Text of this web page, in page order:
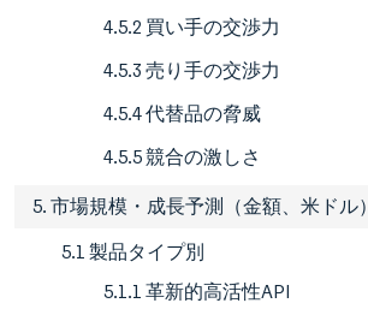
4.5.2 買い手の交渉力
4.5.3 売り手の交渉力
4.5.4 代替品の脅威
4.5.5 競合の激しさ
5. 市場規模・成長予測（金額、米ドル）
5.1 製品タイプ別
5.1.1 革新的高活性API